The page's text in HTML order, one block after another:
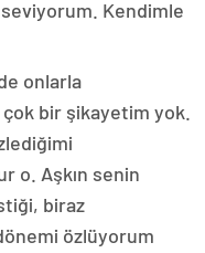
Kendimle
onlarla
bir şikayetim yok.
o. Aşkın senin
biraz
özlüyorum